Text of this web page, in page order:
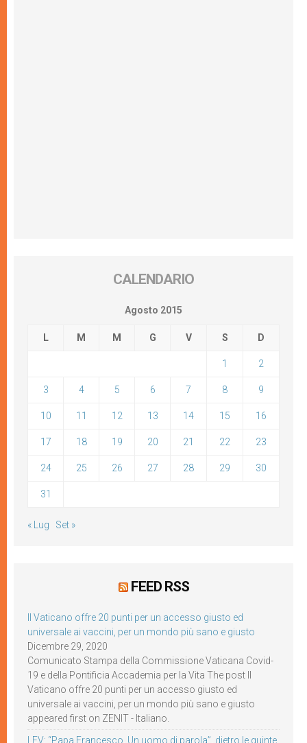
CALENDARIO
Agosto 2015
L M M G V S D
1 2
3 4 5 6 7 8 9
10 11 12 13 14 15 16
17 18 19 20 21 22 23
24 25 26 27 28 29 30
31
« Lug Set »
FEED RSS
Il Vaticano offre 20 punti per un accesso giusto ed
universale ai vaccini, per un mondo più sano e giusto
Dicembre 29, 2020
Comunicato Stampa della Commissione Vaticana Covid-
19 e della Pontificia Accademia per la Vita The post Il
Vaticano offre 20 punti per un accesso giusto ed
universale ai vaccini, per un mondo più sano e giusto
appeared first on ZENIT - Italiano.
LEV: “Papa Francesco. Un uomo di parola”, dietro le quinte